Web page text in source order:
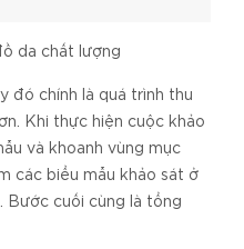
da chất lượng
đó chính là quá trình thu
Khi thực hiện cuộc khảo
và khoanh vùng mục
các biểu mẫu khảo sát ở
Bước cuối cùng là tổng